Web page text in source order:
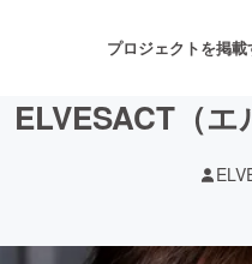
プロジェクトを掲
ELVESACT（